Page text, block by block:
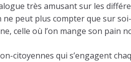
très amusant sur les
ne peut plus compter que sur
celle où l’on mange son pain
citoyennes qui s’engagent